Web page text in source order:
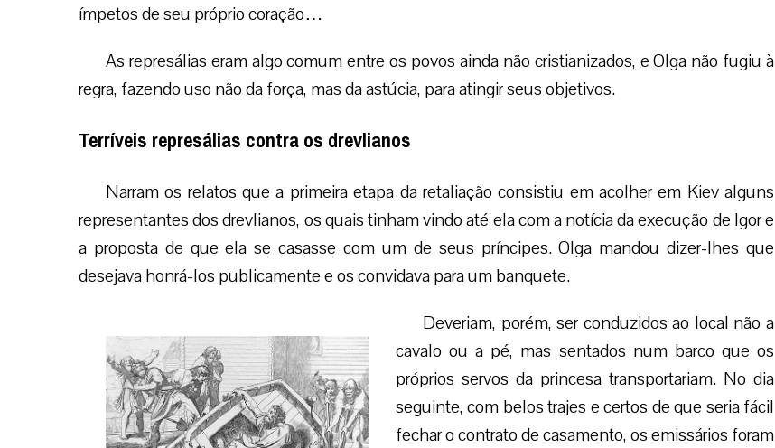
ímpetos de seu próprio coração…
As represálias eram algo comum entre os povos ainda não cristianizados, e Olga não fugiu à
regra, fazendo uso não da força, mas da astúcia, para atingir seus objetivos.
Terríveis represálias contra os drevlianos
Narram os relatos que a primeira etapa da retaliação consistiu em acolher em Kiev alguns
representantes dos drevlianos, os quais tinham vindo até ela com a notícia da execução de Igor e
a proposta de que ela se casasse com um de seus príncipes. Olga mandou dizer-lhes que
desejava honrá-los publicamente e os convidava para um banquete.
Deveriam, porém, ser conduzidos ao local não a
cavalo ou a pé, mas sentados num barco que os
próprios servos da princesa transportariam. No dia
seguinte, com belos trajes e certos de que seria fácil
fechar o contrato de casamento, os emissários foram